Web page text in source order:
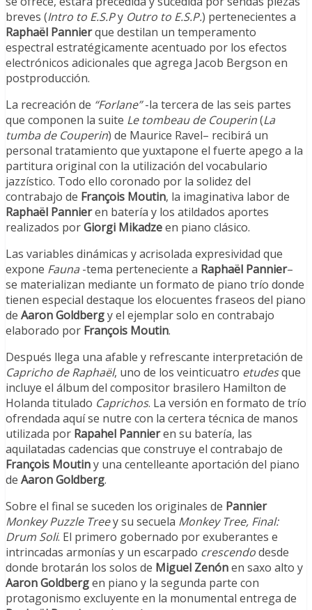
breves (Intro to E.S.Py Outro to E.S.P.) pertenecientes a
Raphaël Pannierque destilan un temperamento
espectral estratégicamente acentuado por los efectos
electrónicos adicionales que agrega Jacob Bergson en
postproducción.
La recreación de “Forlane”-la tercera de las seis partes
que componen la suite Le tombeau de Couperin(La
tumba de Couperin) de Maurice Ravel– recibirá un
personal tratamiento que yuxtapone el fuerte apego a la
partitura original con la utilización del vocabulario
jazzístico. Todo ello coronado por la solidez del
contrabajo de François Moutin, la imaginativa labor de
Raphaël Pannieren batería y los atildados aportes
realizados porGiorgi Mikadzeen piano clásico.
Las variables dinámicas y acrisolada expresividad que
expone Fauna -tema perteneciente a Raphaël Pannier–
se materializan mediante un formato de piano trío donde
tienen especial destaque los elocuentes fraseos del piano
de Aaron Goldbergy el ejemplar solo en contrabajo
elaborado por François Moutin.
Después llega una afable y refrescante interpretación de
Capricho de Raphaël, uno de los veinticuatro etudesque
incluye el álbum del compositor brasilero Hamilton de
Holanda titulado Caprichos. La versión en formato de trío
ofrendada aquí se nutre con la certera técnica de manos
utilizada por Rapahel Pannieren su batería, las
aquilatadas cadencias que construye el contrabajo de
François Moutiny una centelleante aportación del piano
de Aaron Goldberg.
Sobre el final se suceden los originales de Pannier
Monkey Puzzle Treey su secuela Monkey Tree, Final:
Drum Soli. El primero gobernado por exuberantes e
intrincadas armonías y un escarpado crescendodesde
donde brotarán los solos de Miguel Zenónen saxo alto y
Aaron Goldbergen piano y la segunda parte con
protagonismo excluyente en la monumental entrega de